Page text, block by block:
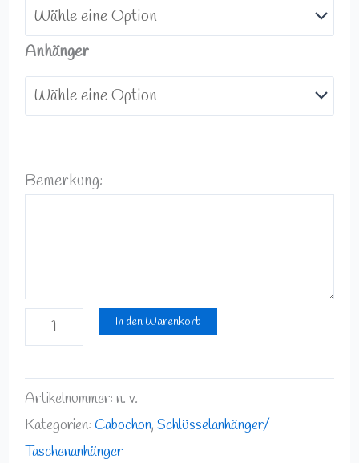
Anhänger
Bemerkung:
In den Warenkorb
Artikelnummer: n. v.
Kategorien: Cabochon, Schlüsselanhänger/
Taschenanhänger